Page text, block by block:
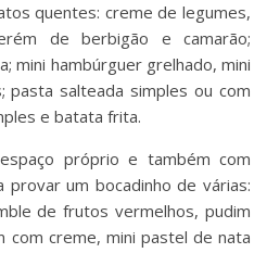
quentes: creme de legumes,
de berbigão e camarão;
mini hambúrguer grelhado, mini
pasta salteada simples ou com
e batata frita.
próprio e também com
provar um bocadinho de várias:
de frutos vermelhos, pudim
com creme, mini pastel de nata